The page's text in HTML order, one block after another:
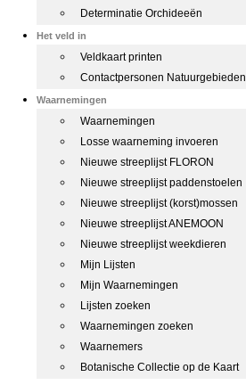
Determinatie Orchideeën
Het veld in
Veldkaart printen
Contactpersonen Natuurgebieden
Waarnemingen
Waarnemingen
Losse waarneming invoeren
Nieuwe streeplijst FLORON
Nieuwe streeplijst paddenstoelen
Nieuwe streeplijst (korst)mossen
Nieuwe streeplijst ANEMOON
Nieuwe streeplijst weekdieren
Mijn Lijsten
Mijn Waarnemingen
Lijsten zoeken
Waarnemingen zoeken
Waarnemers
Botanische Collectie op de Kaart